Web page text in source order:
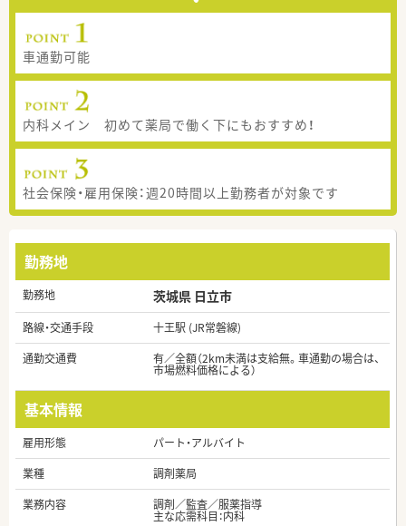
車通勤可能
内科メイン 初めて薬局で働く下にもおすすめ！
社会保険・雇用保険：週20時間以上勤務者が対象です
勤務地
勤務地 茨城県 日立市
路線・交通手段
十王駅 (JR常磐線)
通勤交通費
有／全額（2km未満は支給無。車通勤の場合は、
市場燃料価格による）
基本情報
雇用形態
パート・アルバイト
業種
調剤薬局
業務内容
調剤／監査／服薬指導
主な応需科目：内科